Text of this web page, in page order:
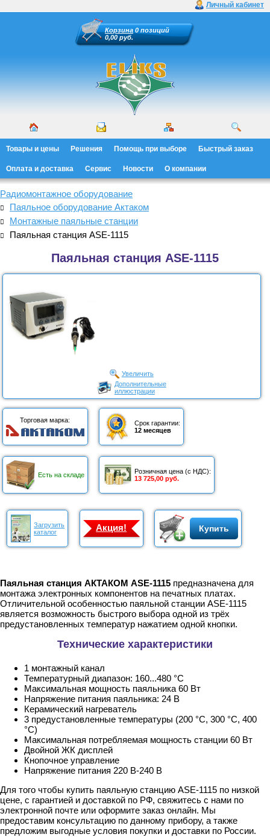
Личный кабинет
Корзина 0 позиций
0,00 руб.
Товары и цены Решения Помощь при выборе Быстрый заказ
Оплата и доставка Сервис Новости О компании
Радиомонтажное оборудование
Паяльное оборудование Актаком
Монтажные паяльные станции
Паяльная станция ASE-1115
Паяльная станция ASE-1115
Увеличить
Дополнительные
иллюстрации
Торговая марка:
Срок гарантии:
12 месяцев
Есть на складе
Розничная цена (с НДС):
13 725,00 руб.
Загрузить
каталог
Акция! Купить
Паяльная станция АКТАКОМ ASE-1115 предназначена для
монтажа электронных компонентов на печатных платах.
Отличительной особенностью паяльной станции ASE-1115
является возможность быстрого выбора одной из трёх
предустановленных температур нажатием одной кнопки.
Технические характеристики
1 монтажный канал
Температурный диапазон: 160...480 °C
Максимальная мощность паяльника 60 Вт
Напряжение питания паяльника: 24 В
Керамический нагреватель
3 предустановленные температуры (200 °С, 300 °С, 400
°С)
Максимальная потребляемая мощность станции 60 Вт
Двойной ЖК дисплей
Кнопочное управление
Напряжение питания 220 В-240 В
Для того чтобы купить паяльную станцию ASE-1115 по низкой
цене, с гарантией и доставкой по РФ, свяжитесь с нами по
электронной почте или оформите заказ онлайн. Мы
предоставим консультацию по данному прибору, а также
предложим выгодные условия покупки и доставки по России.